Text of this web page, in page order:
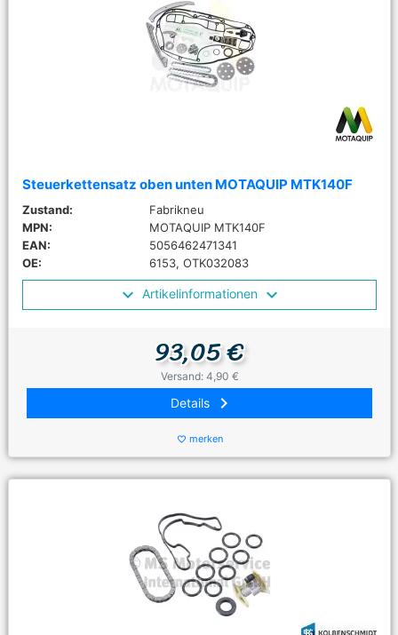
Steuerkettensatz oben unten MOTAQUIP MTK140F
Zustand:
Fabrikneu
MPN:
MOTAQUIP MTK140F
EAN:
5056462471341
OE:
6153, OTK032083
Artikelinformationen
93,05 €
Versand: 4,90 €
Details keyboard_arrow_right
favorite_border merken